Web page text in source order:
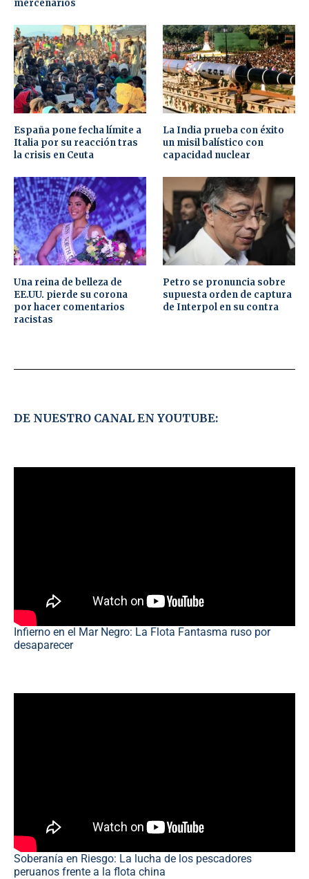
mercenarios
España pone fecha límite a
Italia por su reacción tras
la crisis en Ceuta
La India prueba con éxito
un misil balístico con
capacidad nuclear
Una reina de belleza de
EE.UU. pierde su corona
por hacer comentarios
racistas
Petro se pronuncia sobre
supuesta orden de captura
de Interpol en su contra
DE NUESTRO CANAL EN YOUTUBE:
Infierno en el Mar Negro: La Flota Fantasma ruso por
desaparecer
Soberanía en Riesgo: La lucha de los pescadores
peruanos frente a la flota china